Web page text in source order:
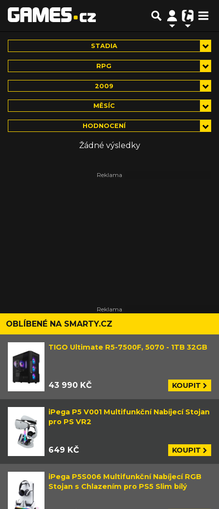
STADIA
RPG
2009
MĚSÍC
HODNOCENÍ
Žádné výsledky
OBLÍBENÉ NA SMARTY.CZ
TIGO Ultimate R5-7500F, 5070 - 1TB 32GB
43 990 KČ KOUPIT
iPega P5 V001 Multifunkční Nabíjecí Stojan
pro PS VR2
649 KČ KOUPIT
iPega P5S006 Multifunkční Nabíjecí RGB
Stojan s Chlazením pro PS5 Slim bílý